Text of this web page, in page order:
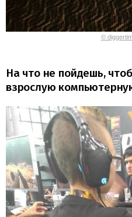
©
На что не пойдешь,
взрослую